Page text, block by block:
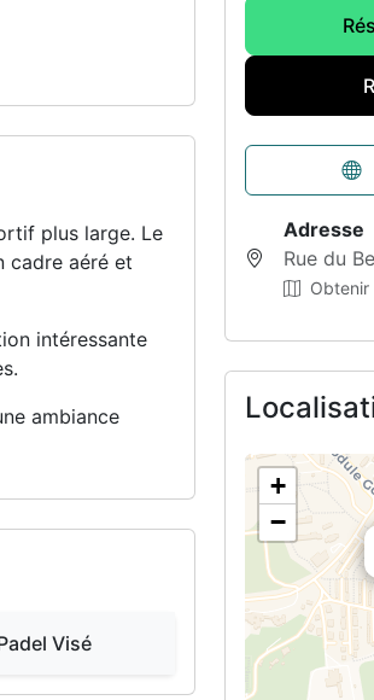
plus large. Le
cadre aéré et
intéressante
ambiance
Visé
Adresse
Rue du
Obtenir
+
−